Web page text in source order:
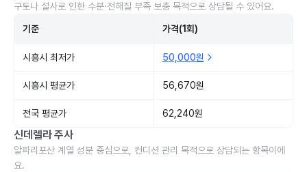
구토나 설사로 인한 수분·전해질 부족 보충 목적으로 상담될 수 있어요.
기준 가격(1회)
시흥시 최저가 50,000원
시흥시 평균가 56,670원
전국 평균가 62,240원
신데렐라 주사
알파리포산 계열 성분 중심으로, 컨디션 관리 목적으로 상담되는 항목이에
요.